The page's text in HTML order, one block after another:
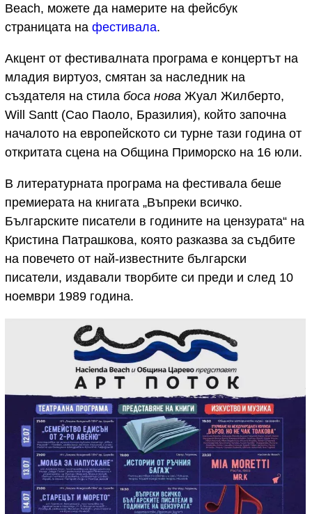
Beach, можете да намерите на фейсбук
страницата на фестивала.
Акцент от фестивалната програма е концертът на
младия виртуоз, смятан за наследник на
създателя на стила боса нова Жуал Жилберто,
Will Santt (Сао Паоло, Бразилия), който започна
началото на европейското си турне тази година от
откритата сцена на Община Приморско на 16 юли.
В литературната програма на фестивала беше
премиерата на книгата „Въпреки всичко.
Българските писатели в годините на цензурата“ на
Кристина Патрашкова, която разказва за съдбите
на повечето от най-известните български
писатели, издавали творбите си преди и след 10
ноември 1989 година.